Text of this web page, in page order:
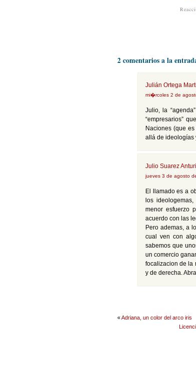
2 comentarios a la
Julián Ortega
mi�rcoles 2 de
Julio, la
“empresarios”
Naciones (que
allá de ideologías
Julio Suarez Anturi
jueves 3 de agosto
El llamado es a
los
menor esfuerzo
acuerdo con las
Pero ademas, a
cual ven con
sabemos que
un comercio
focalizacion de la
y de derecha.
«Adriana, un color del arco iris